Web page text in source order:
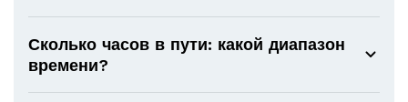
Сколько часов в пути: какой диапазон
времени?